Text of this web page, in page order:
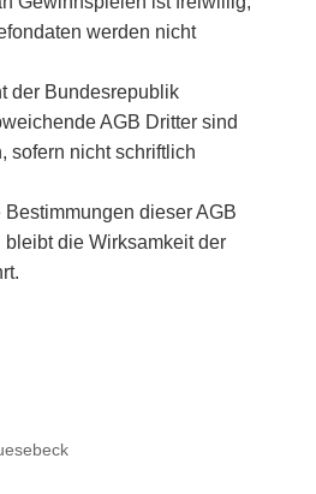
werden nicht
der Bundesrepublik
AGB Dritter sind
sofern nicht schriftlich
dieser AGB
bleibt die Wirksamkeit der